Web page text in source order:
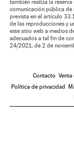
también realiza la
comunicación pública de
prevista en el artículo
de las reproducciones y
este sitio web a medios
adecuados a tal fin de
24/2021, de 2 de
Contacto
Política de privacidad